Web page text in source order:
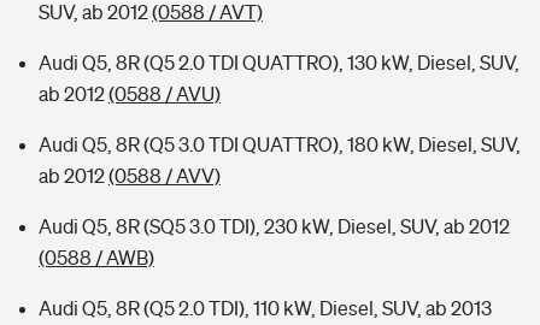
SUV, ab 2012(0588 / AVT)
Audi Q5, 8R (Q5 2.0 TDI QUATTRO), 130 kW, Diesel, SUV,
ab 2012(0588 / AVU)
Audi Q5, 8R (Q5 3.0 TDI QUATTRO), 180 kW, Diesel, SUV,
ab 2012(0588 / AVV)
Audi Q5, 8R (SQ5 3.0 TDI), 230 kW, Diesel, SUV, ab 2012
(0588 / AWB)
Audi Q5, 8R (Q5 2.0 TDI), 110 kW, Diesel, SUV, ab 2013